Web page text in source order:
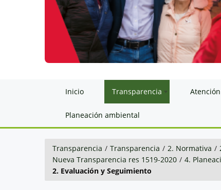
Inicio Transparencia
Planeación ambiental
Transparencia / Transparencia / 2. Normativa /
Nueva Transparencia res 1519-2020 / 4.
2. Evaluación y Seguimiento